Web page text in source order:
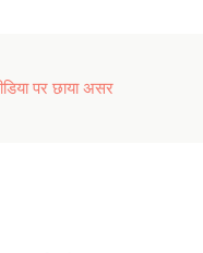
पर छाया असर